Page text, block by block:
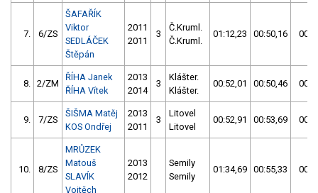
7. 6/ZS
ŠAFAŘÍK
Viktor
SEDLÁČEK
Štěpán
2011
2011
3
Č.Kruml.
Č.Kruml.
01:12,23 00:50,16
8. 2/ZM
ŘÍHA Janek
ŘÍHA Vítek
2013
2014
3
Klášter.
Klášter.
00:52,01 00:50,46
9. 7/ZS
ŠIŠMA Matěj
KOS Ondřej
2013
2011
3
Litovel
Litovel
00:52,91 00:53,69
10. 8/ZS
MRŮZEK
Matouš
SLAVÍK
Vojtěch
2013
2012
Semily
Semily
01:34,69 00:55,33